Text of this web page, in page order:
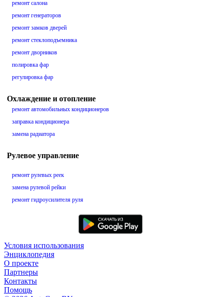
ремонт салона
ремонт генераторов
ремонт замков дверей
ремонт стеклоподъемника
ремонт дворников
полировка фар
регулировка фар
Охлаждение и отопление
ремонт автомобильных кондиционеров
заправка кондиционера
замена радиатора
Рулевое управление
ремонт рулевых реек
замена рулевой рейки
ремонт гидроусилителя руля
Условия использования
Энциклопедия
О проекте
Партнеры
Контакты
Помощь